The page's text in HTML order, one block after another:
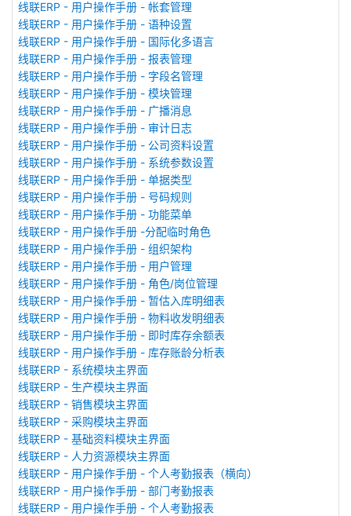
线联ERP - 用户操作手册 - 帐套管理
线联ERP - 用户操作手册 - 语种设置
线联ERP - 用户操作手册 - 国际化多语言
线联ERP - 用户操作手册 - 报表管理
线联ERP - 用户操作手册 - 字段名管理
线联ERP - 用户操作手册 - 模块管理
线联ERP - 用户操作手册 - 广播消息
线联ERP - 用户操作手册 - 审计日志
线联ERP - 用户操作手册 - 公司资料设置
线联ERP - 用户操作手册 - 系统参数设置
线联ERP - 用户操作手册 - 单据类型
线联ERP - 用户操作手册 - 号码规则
线联ERP - 用户操作手册 - 功能菜单
线联ERP - 用户操作手册 -分配临时角色
线联ERP - 用户操作手册 - 组织架构
线联ERP - 用户操作手册 - 用户管理
线联ERP - 用户操作手册 - 角色/岗位管理
线联ERP - 用户操作手册 - 暂估入库明细表
线联ERP - 用户操作手册 - 物料收发明细表
线联ERP - 用户操作手册 - 即时库存余额表
线联ERP - 用户操作手册 - 库存账龄分析表
线联ERP - 系统模块主界面
线联ERP - 生产模块主界面
线联ERP - 销售模块主界面
线联ERP - 采购模块主界面
线联ERP - 基础资料模块主界面
线联ERP - 人力资源模块主界面
线联ERP - 用户操作手册 - 个人考勤报表（横向）
线联ERP - 用户操作手册 - 部门考勤报表
线联ERP - 用户操作手册 - 个人考勤报表